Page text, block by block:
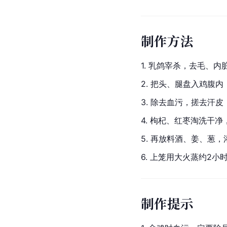
制作方法
1. 乳鸽宰杀，去毛、内
2. 把头、腿盘入鸡腹内
3. 除去血污，搓去汗皮
4. 枸杞、红枣淘洗干净
5. 再放料酒、姜、葱，
6. 上笼用大火蒸约2小
制作提示